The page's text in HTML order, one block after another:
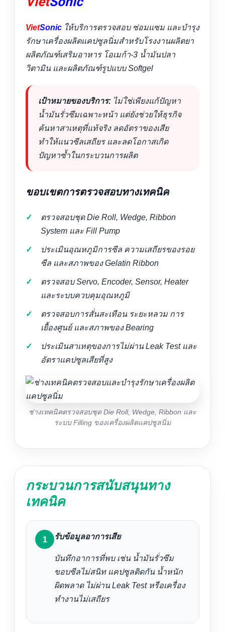
VietSonic ให้บริการตรวจสอบ ซ่อมแซม และบำรุง
รักษาเครื่องผลิตแคปซูลนิ่มสำหรับโรงงานผลิตยา
ผลิตภัณฑ์เสริมอาหาร โอเมก้า-3 น้ำมันปลา
วิตามิน และผลิตภัณฑ์รูปแบบ Softgel
เป้าหมายของบริการ: ไม่ใช่เพียงแก้ปัญหา
น้ำมันรั่วซึมเฉพาะหน้า แต่ยังช่วยให้ธุรกิจ
ค้นหาสาเหตุที่แท้จริง ลดอัตราของเสีย
ทำให้แนวซีลเสถียร และลดโอกาสเกิด
ปัญหาซ้ำในกระบวนการผลิต
ขอบเขตการตรวจสอบทางเทคนิค
ตรวจสอบชุด Die Roll, Wedge, Ribbon
System และ Fill Pump
ประเมินอุณหภูมิการซีล ความเสถียรของรอย
ซีล และสภาพของ Gelatin Ribbon
ตรวจสอบ Servo, Encoder, Sensor, Heater
และระบบควบคุมอุณหภูมิ
ตรวจสอบการสั่นสะเทือน ระยะหลวม การ
เยื้องศูนย์ และสภาพของ Bearing
ประเมินสาเหตุของการไม่ผ่าน Leak Test และ
อัตราแคปซูลเสียที่สูง
ช่างเทคนิคตรวจสอบชุด Die Roll, Wedge, Ribbon และ
ระบบ Filling ของเครื่องผลิตแคปซูลนิ่ม
กระบวนการสนับสนุนทาง
เทคนิค
รับข้อมูลอาการเสีย
บันทึกอาการที่พบ เช่น น้ำมันรั่วซึม
ขอบซีลไม่สนิท แคปซูลติดกัน น้ำหนัก
ผิดพลาด ไม่ผ่าน Leak Test หรือเครื่อง
ทำงานไม่เสถียร